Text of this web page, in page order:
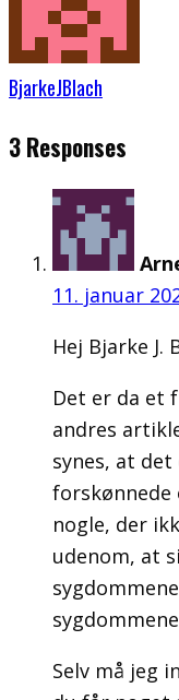
BjarkeJBlach
3 Responses
11. januar
Hej Bjarke J.
Det er da et
andres
synes, at
forskønnede
nogle, der
udenom, at
Selv må jeg